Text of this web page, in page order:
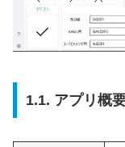
1.1. アプリ概